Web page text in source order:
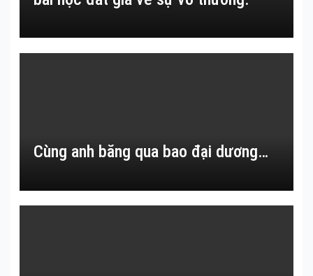
Cùng anh băng qua bao đại dương…